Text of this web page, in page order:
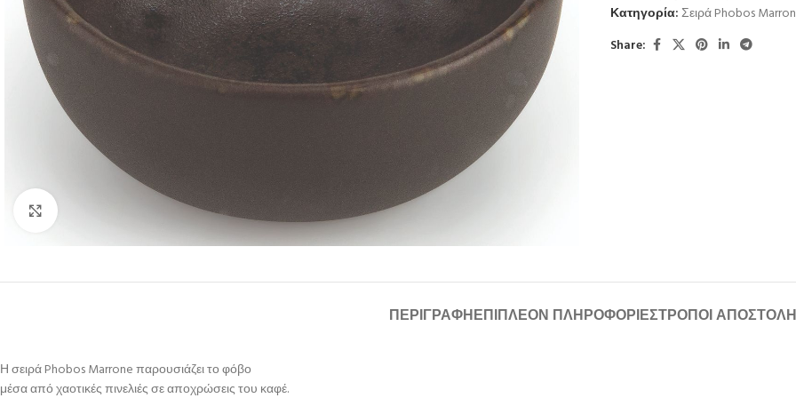
Κατηγορία:Σειρά Phobos
Share:
ΠΕΡΙΓΡΑΦΉΕΠΙΠΛΈΟΝ ΠΛΗΡΟΦΟΡΊΕΣΤΡΌΠΟΙ
Η σειρά Phobos Marrone παρουσιάζει το φόβο
μέσα από χαοτικές πινελιές σε αποχρώσεις του καφέ.